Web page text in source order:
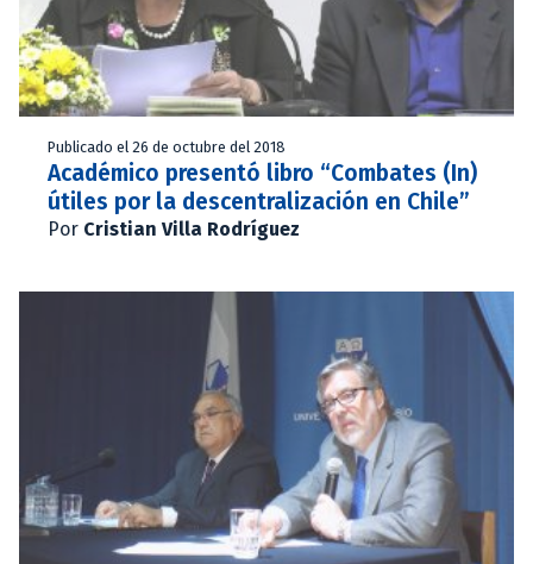
Publicado el 26 de octubre del 2018
Académico presentó libro “Combates (In)
útiles por la descentralización en Chile”
Por Cristian Villa Rodríguez